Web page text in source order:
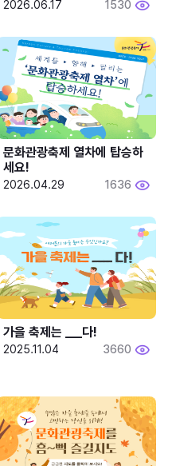
2026.06.17 1530
문화관광축제 열차에 탑승하
세요!
2026.04.29 1636
2025.11.04 3660